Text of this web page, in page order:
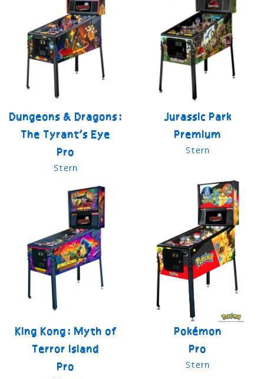
Dungeons & Dragons:
The Tyrant’s Eye
Pro
Stern
Jurassic Park
Premium
Stern
King Kong: Myth of
Terror Island
Pro
Pokémon
Pro
Stern